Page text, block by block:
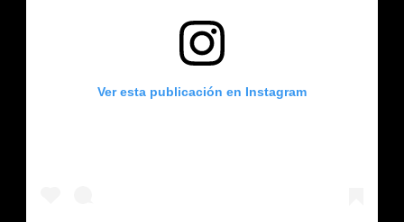
Ver esta publicación en Instagram